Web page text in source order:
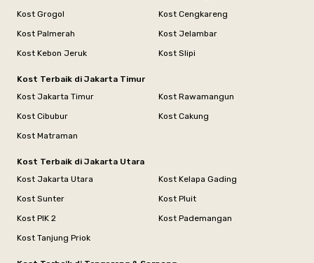
Kost Grogol
Kost Cengkareng
Kost Palmerah
Kost Jelambar
Kost Kebon Jeruk
Kost Slipi
Kost Terbaik di Jakarta Timur
Kost Jakarta Timur
Kost Rawamangun
Kost Cibubur
Kost Cakung
Kost Matraman
Kost Terbaik di Jakarta Utara
Kost Jakarta Utara
Kost Kelapa Gading
Kost Sunter
Kost Pluit
Kost PIK 2
Kost Pademangan
Kost Tanjung Priok